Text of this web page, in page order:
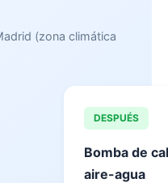
(zona climática
DESPUÉS
Bomba de
aire-agua